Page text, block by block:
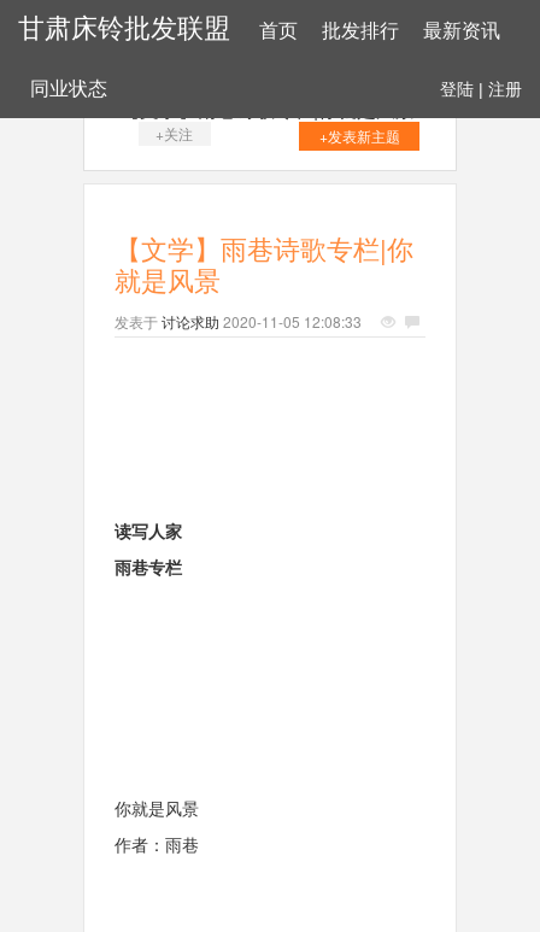
甘肃床铃批发联盟 首页 批发排行 最新资讯
同业状态 登陆 | 注册
+关注 +发表新主题
【文学】雨巷诗歌专栏|你
就是风景
发表于讨论求助 2020-11-05 12:08:33
读写人家
雨巷专栏
你就是风景
作者：雨巷